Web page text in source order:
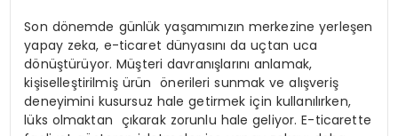
Son dönemde günlük yaşamımızın merkezine yerleşen
yapay zeka, e-ticaret dünyasını da uçtan uca
dönüştürüyor. Müşteri davranışlarını anlamak,
kişiselleştirilmiş ürün önerileri sunmak ve alışveriş
deneyimini kusursuz hale getirmek için kullanılırken,
lüks olmaktan çıkarak zorunlu hale geliyor. E-ticarette